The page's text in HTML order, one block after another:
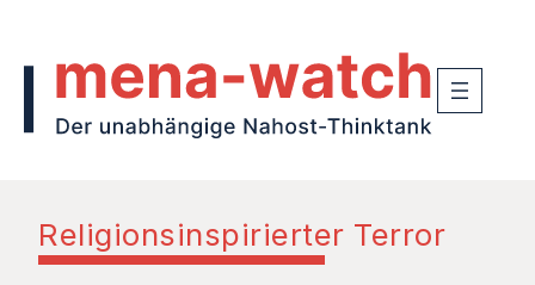
Religionsinspirierter Terror